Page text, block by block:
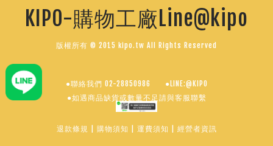
KIPO-購物工廠Line@kipo
版權所有 © 2015 kipo.tw All Rights Reserved
●聯絡我們 02-28850986
●LINE:@KIPO
●如遇商品缺貨或數量不足請與客服聯繫
退款條規 購物須知 運費須知 經營者資訊